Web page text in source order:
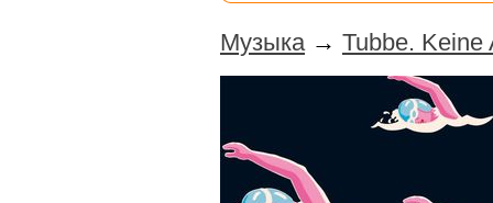
Музыка→ Tubbe. Keine